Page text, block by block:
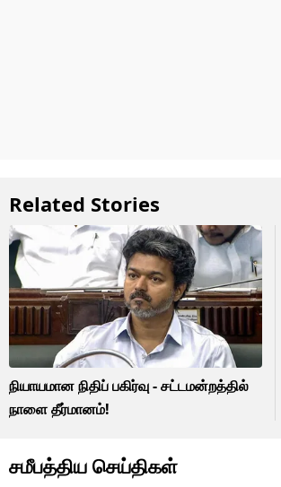
Related Stories
நியாயமான நிதிப் பகிர்வு - சட்டமன்றத்தில்
நாளை தீர்மானம்!
சமீபத்திய செய்திகள்